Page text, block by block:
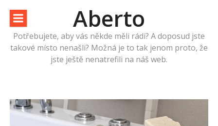
obsah
Aberto
Potřebujete, aby vás někde měli rádi? A doposud jste
takové místo nenašli? Možná je to tak jenom proto, že
jste ještě nenatrefili na náš web.